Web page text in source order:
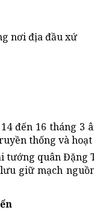
nơi địa đầu xứ
đến 16 tháng
thống và
quân Đặng
giữ mạch